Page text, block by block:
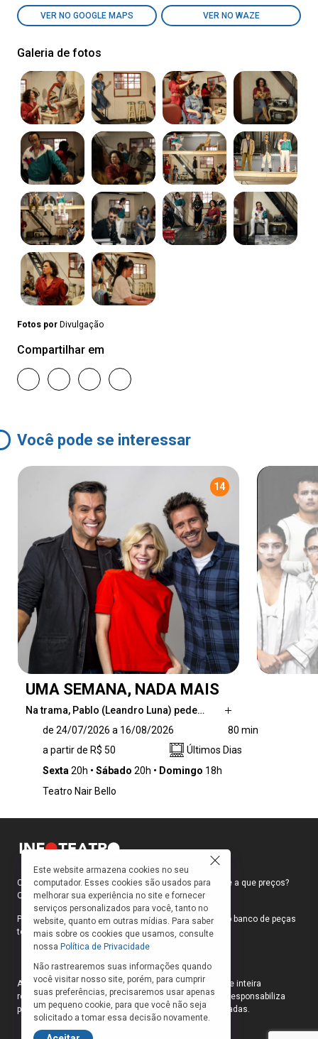
VER NO GOOGLE MAPS VER NO WAZE
Galeria de fotos
Fotos por Divulgação
Compartilhar em
Você pode se interessar
14
UMA SEMANA, NADA MAIS
Na trama, Pablo (Leandro Luna) pede…
melhor amigo Martín (Beto Schultz) que vá
morar com ele e sua namorada Sofía
(Julianne Trevisol). O objetivo é claro:
do namoro. O plano se estende por uma
personagens. A convivência forçada serve de
pano de fundo para discutir os limites dos
relacionamentos afetivos contemporâneos,
por meio do humor. A encenação aposta no
riso como meio de provocar reflexão sobre o
modo como construímos – e desmontamos –
nossas relações interpessoais.
de 24/07/2026 a 16/08/2026
80 min
a partir de R$ 50
Últimos Dias
Sexta 20h Sábado 20h Domingo 18h
Teatro Nair Bello
Como faço para ir ao teatro? Onde compro ingressos e a que preços?
Quais peças estão em cartaz?
Para responder a essas e outras perguntas, criamos o banco de peças
teatrais do INFOTEATRO.
As informações das peças cadastradas no site são de inteira
responsabilidade das produções. O Infoteatro não se responsabiliza
pela atualização das informações das peças cadastradas.
Este website armazena cookies no seu
computador. Esses cookies são usados para
melhorar sua experiência no site e fornecer
serviços personalizados para você, tanto no
website, quanto em outras mídias. Para saber
mais sobre os cookies que usamos, consulte
nossa Política de Privacidade
Não rastrearemos suas informações quando
você visitar nosso site, porém, para cumprir
suas preferências, precisaremos usar apenas
um pequeno cookie, para que você não seja
solicitado a tomar essa decisão novamente.